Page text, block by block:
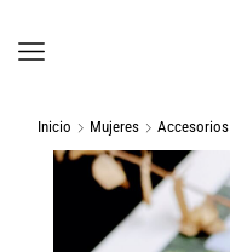
Inicio Mujeres Accesorios